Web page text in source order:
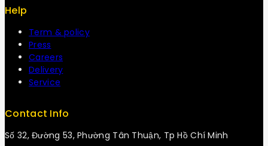
Help
Term & policy
Press
Careers
Delivery
Service
Contact Info
Số 32, Đường 53, Phường Tân Thuận, Tp Hồ Chí Minh